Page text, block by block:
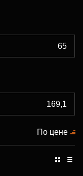
По цене